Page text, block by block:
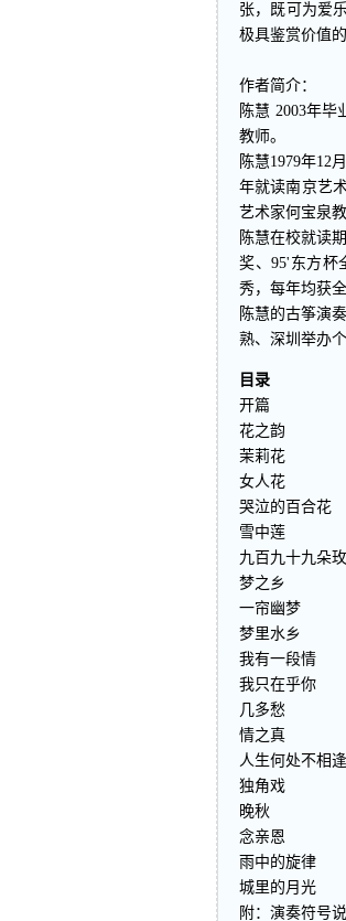
张，既可为爱
极具鉴赏价值
作者简介：
陈慧 2003年
教师。
陈慧1979年12
年就读南京艺
艺术家何宝泉
陈慧在校就读
奖、95'东方杯
秀，每年均获
陈慧的古筝演
熟、深圳举办
目录
开篇
花之韵
茉莉花
女人花
哭泣的百合花
雪中莲
九百九十九朵
梦之乡
一帘幽梦
梦里水乡
我有一段情
我只在乎你
几多愁
情之真
人生何处不相逢
独角戏
晚秋
念亲恩
雨中的旋律
城里的月光
附：演奏符号